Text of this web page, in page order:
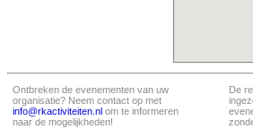
Ontbreken de evenementen van uw
organisatie? Neem contact op met
info@rkactiviteiten.nl om te informeren
naar de mogelijkheden!
De